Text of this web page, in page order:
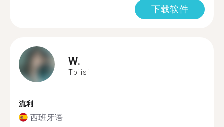
下载软件
W.
Tbilisi
流利
西班牙语